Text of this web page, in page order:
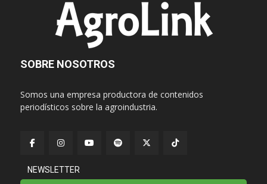
SOBRE NOSOTROS
Somos una empresa productora de contenidos
periodísticos sobre la agroindustria.
NEWSLETTER